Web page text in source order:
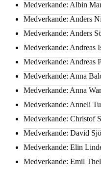
Medverkande: Albin
Medverkande: Anders
Medverkande: Anders
Medverkande: Andreas
Medverkande: Andreas
Medverkande: Anna
Medverkande: Anna
Medverkande: Anneli
Medverkande: Christof
Medverkande: David
Medverkande: Elin
Medverkande: Emil